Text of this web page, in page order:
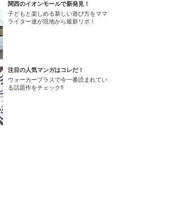
関西のイオンモールで新発見！
子どもと楽しめる新しい遊び方をママ
ライター達が現地から最新リポ！
注目の人気マンガはコレだ！
ウォーカープラスで今一番読まれてい
る話題作をチェック!!